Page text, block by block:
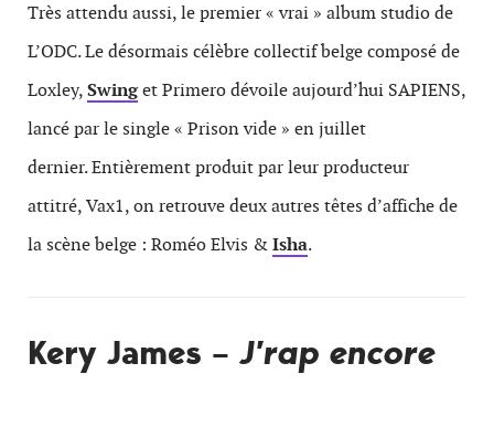
Très attendu aussi, le premier « vrai » album studio de
L’ODC. Le désormais célèbre collectif belge composé de
Loxley,Swinget Primero dévoile aujourd’hui SAPIENS,
lancé par le single « Prison vide » en juillet
dernier. Entièrement produit par leur producteur
attitré, Vax1, on retrouve deux autres têtes d’affiche de
la scène belge : Roméo Elvis &Isha.
Kery James – J’rap encore